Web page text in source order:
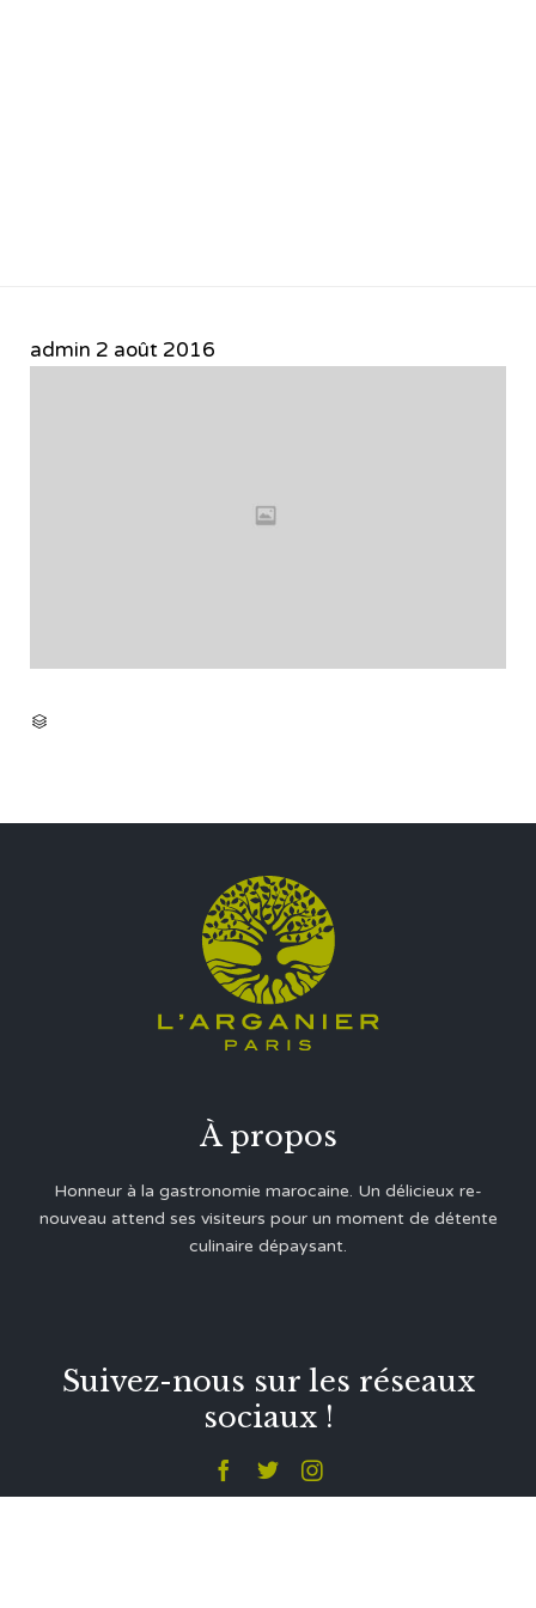
admin 2 août 2016

À propos
Honneur à la gastronomie marocaine. Un délicieux re-
nouveau attend ses visiteurs pour un moment de détente
culinaire dépaysant.
Suivez-nous sur les réseaux
sociaux !
  